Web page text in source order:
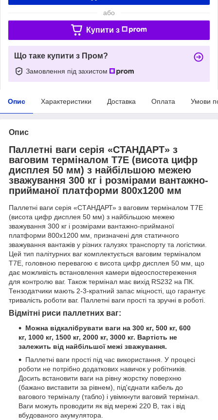
або
Купити з
Що таке купити з Пром?
Замовлення під захистом
Опис Характеристики Доставка Оплата Умови
Опис
Паллетні ваги серія «СТАНДАРТ» з
ваговим терміналом T7E (висота цифр
дисплея 50 мм) з найбільшою межею
зважування 300 кг і розмірами вантажно-
прийманої платформи 800х1200 мм
Паллетні ваги серія «СТАНДАРТ» з ваговим терміналом T7E
(висота цифр дисплея 50 мм) з найбільшою межею
зважування 300 кг і розмірами вантажно-прийманої
платформи 800х1200 мм, призначені для статичного
зважування вантажів у різних галузях транспорту та логістики.
Цей тип палітурних ваг комплектується ваговим терміналом
T7E, головною перевагою є висота цифр дисплея 50 мм, що
дає можливість встановлення камери відеоспостереження
для контролю ваг. Також термінал має вихід RS232 на ПК.
Тензодатчики мають 2-3-кратний запас міцності, що гарантує
тривалість роботи ваг. Паллетні ваги прості та зручні в роботі.
Відмітні риси паллетних ваг:
Можна відкалібрувати ваги на 300 кг, 500 кг, 600
кг, 1000 кг, 1500 кг, 2000 кг, 3000 кг. Вартість не
залежить від найбільшої межі зважування.
Паллетні ваги прості під час використання. У процесі
роботи не потрібно додаткових навичок у робітників.
Досить встановити ваги на рівну жорстку поверхню
(бажано виставити за рівнем), під'єднати кабель до
вагового терміналу (табло) і увімкнути ваговий термінал.
Ваги можуть проводити як від мережі 220 В, так і від
вбудованого акумулятора.